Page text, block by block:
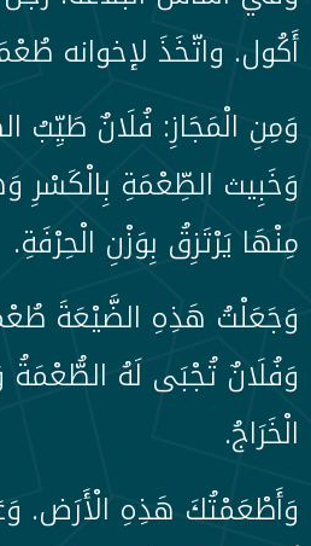
أَكُول. واتّخَذَ لإخوانه
وَمِنِ الْمَجَازِ: فُلَانٌ طَيِّبُ
وَخَبِيث الطِّعْمَةِ بِالْكَسْرِ
مِنْهَا يَرْتَزِقُ بِوَزْنِ الْحِرْفَةِ.
وَجَعَلْتُ هَذِهِ الضَّيْعَةَ
وَفُلَانٌ تُجْبَى لَهُ
الْخَرَاجُ.
وَأَطْعَمْتُكَ هَذِهِ الْأَرَض.